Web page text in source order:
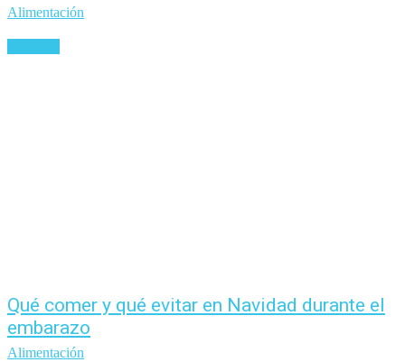
Alimentación
Qué comer y qué evitar en Navidad durante el
embarazo
Alimentación